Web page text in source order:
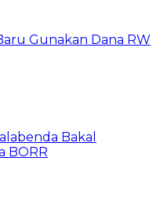
Gunakan Dana RW
Bakal
BORR